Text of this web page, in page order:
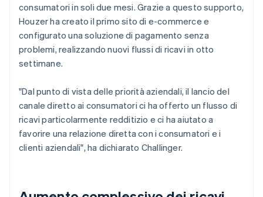
consumatori in soli due mesi. Grazie a questo supporto,
Houzer ha creato il primo sito di e-commerce e
configurato una soluzione di pagamento senza
problemi, realizzando nuovi flussi di ricavi in otto
settimane.
"Dal punto di vista delle priorità aziendali, il lancio del
canale diretto ai consumatori ci ha offerto un flusso di
ricavi particolarmente redditizio e ci ha aiutato a
favorire una relazione diretta con i consumatori e i
clienti aziendali", ha dichiarato Challinger.